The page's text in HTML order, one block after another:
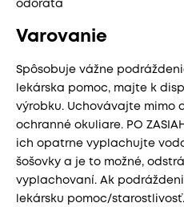
odorata
Varovanie
Spôsobuje vážne
lekárska pomoc, majte k
výrobku. Uchovávajte mimo
ochranné okuliare. PO
ich opatrne vyplachujte
šošovky a je to možné,
vyplachovaní. Ak
lekársku pomoc/